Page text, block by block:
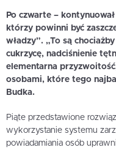
Po czwarte –
którzy powinni być
władzy”. „To są
cukrzycę, nadciśnienie
elementarna
osobami, które tego
Budka.
Piąte przedstawione
wykorzystanie systemu
powiadamiania osób